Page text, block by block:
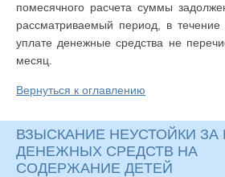
помесячного расчета суммы
рассматриваемый период, в
уплате денежные средства не
месяц.
Вернуться к оглавлению
ВЗЫСКАНИЕ НЕУСТОЙКИ ЗА
ДЕНЕЖНЫХ СРЕДСТВ НА
СОДЕРЖАНИЕ ДЕТЕЙ